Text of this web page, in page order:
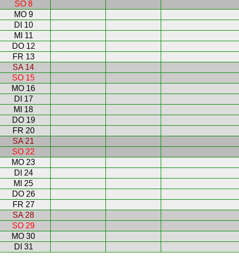
SO 8
MO 9
DI 10
MI 11
DO 12
FR 13
SA 14
SO 15
MO 16
DI 17
MI 18
DO 19
FR 20
SA 21
SO 22
MO 23
DI 24
MI 25
DO 26
FR 27
SA 28
SO 29
MO 30
DI 31